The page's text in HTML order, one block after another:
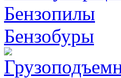
Бензопилы
Бензобуры